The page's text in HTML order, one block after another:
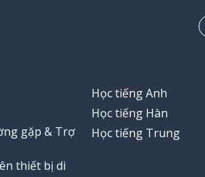
gặp & Trợ
thiết bị di
Học tiếng Anh
Học tiếng Hàn
Học tiếng Trung